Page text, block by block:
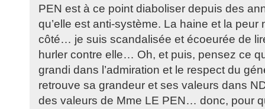
PEN est à ce point diaboliser depuis des
qu’elle est anti-système. La haine et la peur
côté… je suis scandalisée et écoeurée de
hurler contre elle… Oh, et puis, pensez ce
grandi dans l’admiration et le respect du
retrouve sa grandeur et ses valeurs dans
des valeurs de Mme LE PEN… donc, pour